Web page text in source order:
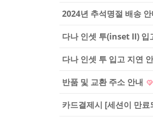
2024년 추석명절 배송
다나 인셋 투(inset II) 입
다나 인셋 투 입고 지연
반품 및 교환 주소 안내
카드결제시 [세션이 만